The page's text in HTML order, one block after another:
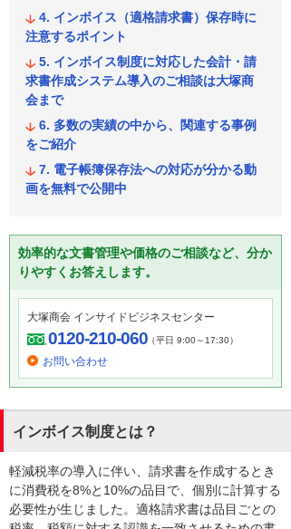
インボイス（適格請求書）保存時に
注意するポイント
インボイス制度に対応した会計・請
求書作成システム導入のご相談は大塚商
会まで
多数の実績の中から、関連する事例
をご紹介
電子帳簿保存法への対応が分かる動
画を無料で公開中
効率的な文書管理や価格のご相談など、分か
りやすくお答えします。
大塚商会 インサイドビジネスセンター
0120-210-060（平日 9:00～17:30）
お問い合わせ
インボイス制度とは？
軽減税率の導入に伴い、請求書を作成するとき
に消費税を8%と10%の品目で、個別に計算する
必要性が生じました。適格請求書は品目ごとの